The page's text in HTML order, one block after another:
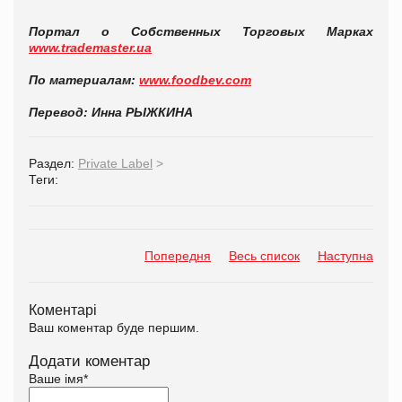
Портал о Собственных Торговых Марках
www.trademaster.ua
По материалам: www.foodbev.com
Перевод: Инна РЫЖКИНА
Раздел: Private Label >
Теги:
Попередня Весь список Наступна
Коментарі
Ваш коментар буде першим.
Додати коментар
Ваше імя*